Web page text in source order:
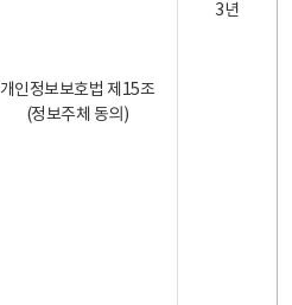
개인정보보호법 제15조
(정보주체 동의)
3년